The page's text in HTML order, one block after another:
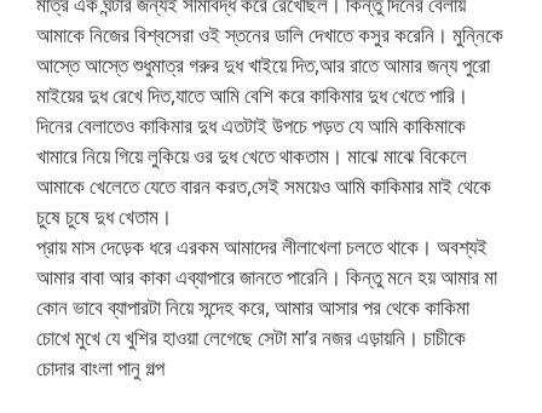
আমাকে নিজের বিশ্বসেরা ওই স্তনের ডালি দেখাতে কসুর করেনি। মুন্নিকে
আস্তে আস্তে শুধুমাত্র গরুর দুধ খাইয়ে দিত,আর রাতে আমার জন্য পুরো
মাইয়ের দুধ রেখে দিত,যাতে আমি বেশি করে কাকিমার দুধ খেতে পারি।
দিনের বেলাতেও কাকিমার দুধ এতটাই উপচে পড়ত যে আমি কাকিমাকে
খামারে নিয়ে গিয়ে লুকিয়ে ওর দুধ খেতে থাকতাম। মাঝে মাঝে বিকেলে
আমাকে খেলেতে যেতে বারন করত,সেই সময়েও আমি কাকিমার মাই থেকে
চুষে চুষে দুধ খেতাম।
প্রায় মাস দেড়েক ধরে এরকম আমাদের লীলাখেলা চলতে থাকে। অবশ্যই
আমার বাবা আর কাকা এব্যাপারে জানতে পারেনি। কিন্তু মনে হয় আমার মা
কোন ভাবে ব্যাপারটা নিয়ে সন্দেহ করে, আমার আসার পর থেকে কাকিমা
চোখে মুখে যে খুশির হাওয়া লেগেছে সেটা মা’র নজর এড়ায়নি। চাচীকে
চোদার বাংলা পানু গল্প